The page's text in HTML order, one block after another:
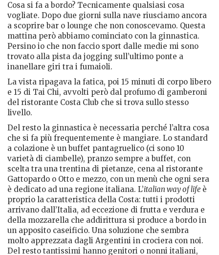
Cosa si fa a bordo? Tecnicamente qualsiasi cosa
vogliate. Dopo due giorni sulla nave riusciamo ancora
a scoprire bar o lounge che non conoscevamo. Questa
mattina però abbiamo cominciato con la ginnastica.
Persino io che non faccio sport dalle medie mi sono
trovato alla pista da jogging sull’ultimo ponte a
inanellare giri tra i fumaioli.
La vista ripagava la fatica, poi 15 minuti di corpo libero
e 15 di Tai Chi, avvolti però dal profumo di gamberoni
del ristorante Costa Club che si trova sullo stesso
livello.
Del resto la ginnastica è necessaria perché l’altra cosa
che si fa più frequentemente è mangiare. Lo standard
a colazione è un buffet pantagruelico (ci sono 10
varietà di ciambelle), pranzo sempre a buffet, con
scelta tra una trentina di pietanze, cena al ristorante
Gattopardo o Otto e mezzo, con un menù che ogni sera
è dedicato ad una regione italiana. L’italian way of life è
proprio la caratteristica della Costa: tutti i prodotti
arrivano dall’Italia, ad eccezione di frutta e verdura e
della mozzarella che addirittura si produce a bordo in
un apposito caseificio. Una soluzione che sembra
molto apprezzata dagli Argentini in crociera con noi.
Del resto tantissimi hanno genitori o nonni italiani,